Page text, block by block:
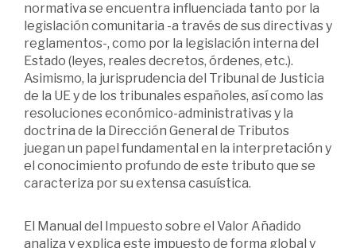
normativa se encuentra influenciada tanto por la
legislación comunitaria -a través de sus directivas y
reglamentos-, como por la legislación interna del
Estado (leyes, reales decretos, órdenes, etc.).
Asimismo, la jurisprudencia del Tribunal de Justicia
de la UE y de los tribunales españoles, así como las
resoluciones económico-administrativas y la
doctrina de la Dirección General de Tributos
juegan un papel fundamental en la interpretación y
el conocimiento profundo de este tributo que se
caracteriza por su extensa casuística.
El Manual del Impuesto sobre el Valor Añadido
analiza y explica este impuesto de forma global y